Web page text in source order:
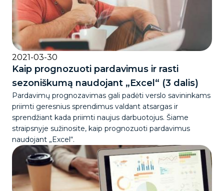
2021-03-30
Kaip prognozuoti pardavimus ir rasti
sezoniškumą naudojant „Excel“ (3 dalis)
Pardavimų prognozavimas gali padėti verslo savininkams
priimti geresnius sprendimus valdant atsargas ir
sprendžiant kada priimti naujus darbuotojus. Šiame
straipsnyje sužinosite, kaip prognozuoti pardavimus
naudojant „Excel“.